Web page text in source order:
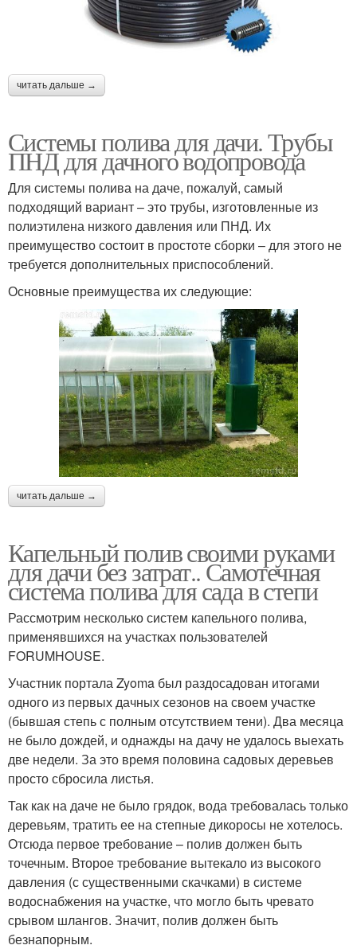
читать дальше →
Системы полива для дачи. Трубы
ПНД для дачного водопровода
Для системы полива на даче, пожалуй, самый
подходящий вариант – это трубы, изготовленные из
полиэтилена низкого давления или ПНД. Их
преимущество состоит в простоте сборки – для этого не
требуется дополнительных приспособлений.
Основные преимущества их следующие:
читать дальше →
Капельный полив своими руками
для дачи без затрат.. Самотечная
система полива для сада в степи
Рассмотрим несколько систем капельного полива,
применявшихся на участках пользователей
FORUMHOUSE.
Участник портала Zyoma был раздосадован итогами
одного из первых дачных сезонов на своем участке
(бывшая степь с полным отсутствием тени). Два месяца
не было дождей, и однажды на дачу не удалось выехать
две недели. За это время половина садовых деревьев
просто сбросила листья.
Так как на даче не было грядок, вода требовалась только
деревьям, тратить ее на степные дикоросы не хотелось.
Отсюда первое требование – полив должен быть
точечным. Второе требование вытекало из высокого
давления (с существенными скачками) в системе
водоснабжения на участке, что могло быть чревато
срывом шлангов. Значит, полив должен быть
безнапорным.